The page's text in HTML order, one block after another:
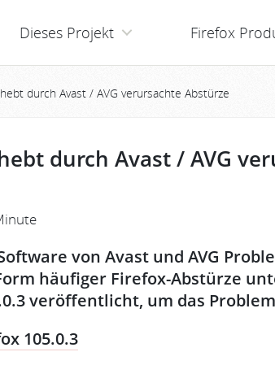
Dieses Projekt Firefox
durch Avast / AVG verursachte Abstürze
durch Avast / AVG
von Avast und AVG
häufiger Firefox-Abstürze
veröffentlicht, um das
105.0.3